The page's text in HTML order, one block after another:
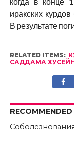
иракских
В результате
RELATED ITEMS:
САДДАМА
Соболезнования